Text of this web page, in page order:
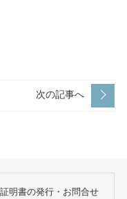
次の記事へ
明書の発行・お問合せ